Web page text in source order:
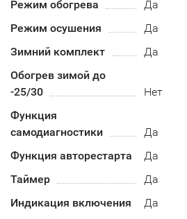
Режим обогрева
Да
Режим осушения
Да
Зимний комплект
Да
Обогрев зимой до
-25/30
Нет
Функция
самодиагностики
Да
Функция авторестарта
Да
Таймер
Да
Индикация включения
Да